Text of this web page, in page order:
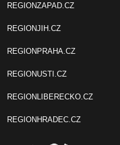
REGIONZAPAD.CZ
REGIONJIH.CZ
REGIONPRAHA.CZ
REGIONUSTI.CZ
REGIONLIBERECKO.CZ
REGIONHRADEC.CZ